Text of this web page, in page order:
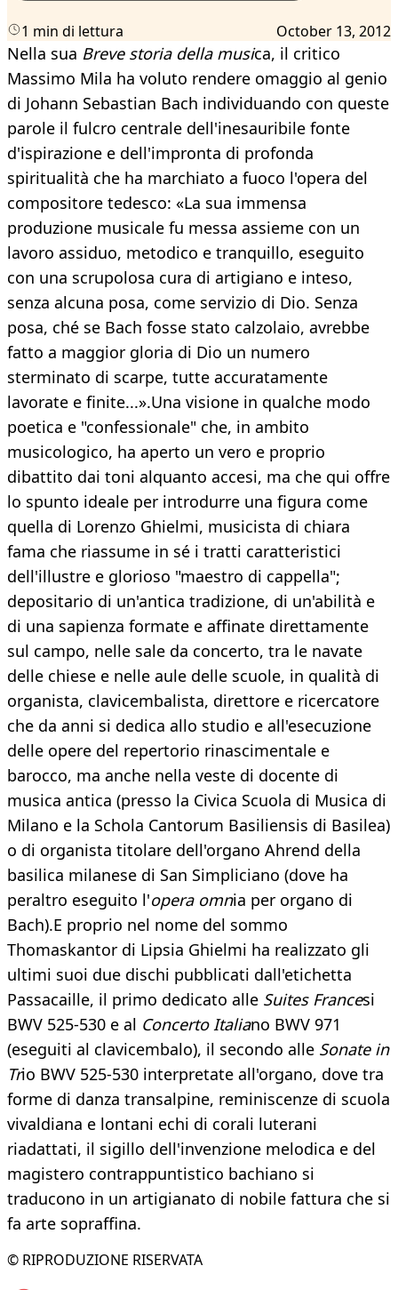
1 min di lettura October 13, 2012
Nella sua Breve storia della musica, il critico
Massimo Mila ha voluto rendere omaggio al genio
di Johann Sebastian Bach individuando con queste
parole il fulcro centrale dell'inesauribile fonte
d'ispirazione e dell'impronta di profonda
spiritualità che ha marchiato a fuoco l'opera del
compositore tedesco: «La sua immensa
produzione musicale fu messa assieme con un
lavoro assiduo, metodico e tranquillo, eseguito
con una scrupolosa cura di artigiano e inteso,
senza alcuna posa, come servizio di Dio. Senza
posa, ché se Bach fosse stato calzolaio, avrebbe
fatto a maggior gloria di Dio un numero
sterminato di scarpe, tutte accuratamente
lavorate e finite...».Una visione in qualche modo
poetica e "confessionale" che, in ambito
musicologico, ha aperto un vero e proprio
dibattito dai toni alquanto accesi, ma che qui offre
lo spunto ideale per introdurre una figura come
quella di Lorenzo Ghielmi, musicista di chiara
fama che riassume in sé i tratti caratteristici
dell'illustre e glorioso "maestro di cappella";
depositario di un'antica tradizione, di un'abilità e
di una sapienza formate e affinate direttamente
sul campo, nelle sale da concerto, tra le navate
delle chiese e nelle aule delle scuole, in qualità di
organista, clavicembalista, direttore e ricercatore
che da anni si dedica allo studio e all'esecuzione
delle opere del repertorio rinascimentale e
barocco, ma anche nella veste di docente di
musica antica (presso la Civica Scuola di Musica di
Milano e la Schola Cantorum Basiliensis di Basilea)
o di organista titolare dell'organo Ahrend della
basilica milanese di San Simpliciano (dove ha
peraltro eseguito l'opera omnia per organo di
Bach).E proprio nel nome del sommo
Thomaskantor di Lipsia Ghielmi ha realizzato gli
ultimi suoi due dischi pubblicati dall'etichetta
Passacaille, il primo dedicato alle Suites Francesi
BWV 525-530 e al Concerto Italiano BWV 971
(eseguiti al clavicembalo), il secondo alle Sonate in
Trio BWV 525-530 interpretate all'organo, dove tra
forme di danza transalpine, reminiscenze di scuola
vivaldiana e lontani echi di corali luterani
riadattati, il sigillo dell'invenzione melodica e del
magistero contrappuntistico bachiano si
traducono in un artigianato di nobile fattura che si
fa arte sopraffina.
© RIPRODUZIONE RISERVATA